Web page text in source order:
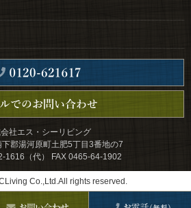
社エス・シーリビング
郡湯河原町土肥5丁目3番地の7
1616（代） FAX 0465-64-1902
Co.,Ltd.All rights reserved.